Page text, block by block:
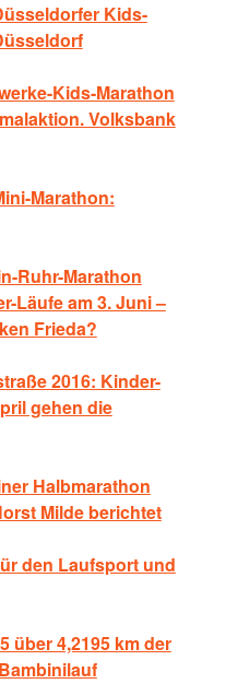
Kids-
Kids-Marathon
Volksbank
Marathon:
Ruhr-Marathon
Läufe am 3. Juni –
Frieda?
2016: Kinder-
gehen die
Halbmarathon
Milde berichtet
den Laufsport und
über 4,2195 km der